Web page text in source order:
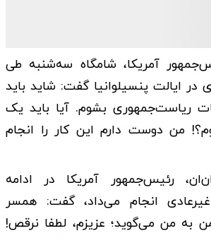
آمریکا، شامگاه سه‌شنبه طی
در ایالت پنسیلوانیا گفت: شاید باید
ریاست‌جمهوری بشوم. آیا باید یک
من دوست دارم این کار را انجام
رئیس‌جمهور آمریکا در ادامه
انجام می‌داد، گفت: همسر
من می‌گوید؛ عزیزم، لطفا نرقص!